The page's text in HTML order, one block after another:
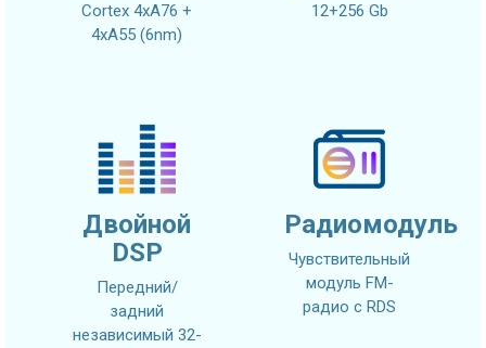
Cortex 4xA76 +
4xA55 (6nm)
12+256 Gb
Двойной
DSP
Передний/
задний
независимый 32-
Радиомодуль
Чувствительный
модуль FM-
радио с RDS